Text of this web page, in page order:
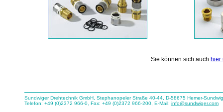
Sie können sich auch hier
Sundwiger Drehtechnik GmbH, Stephanopeler Straße 40-44, D-58675 Hemer-Sundwig
Telefon: +49 (0)2372 966-0, Fax: +49 (0)2372 966-200, E-Mail: info@sundwiger.com